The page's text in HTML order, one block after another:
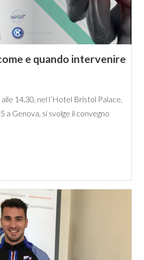
e quando intervenire
14,30, nel l’Hotel Bristol Palace,
a Genova, si svolge il convegno